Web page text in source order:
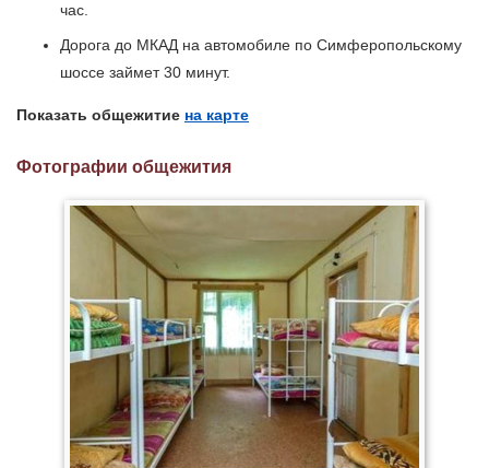
час.
Дорога до МКАД на автомобиле по Симферопольскому
шоссе займет 30 минут.
Показать общежитие на карте
Фотографии общежития